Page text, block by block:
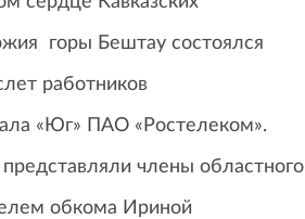
горы Бештау состоялся
работников
«Юг» ПАО «Ростелеком».
члены областного
обкома Ириной